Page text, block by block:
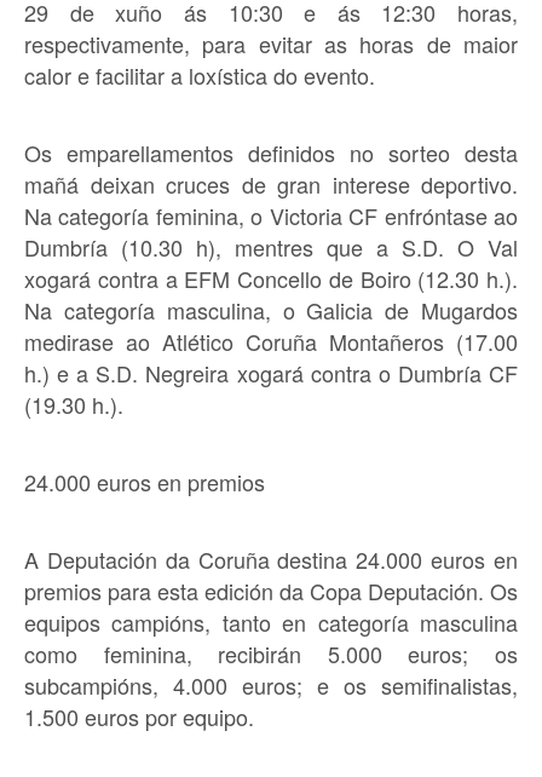
29 de xuño ás 10:30 e ás 12:30 horas,
respectivamente, para evitar as horas de maior
calor e facilitar a loxística do evento.
Os emparellamentos definidos no sorteo desta
mañá deixan cruces de gran interese deportivo.
Na categoría feminina, o Victoria CF enfróntase ao
Dumbría (10.30 h), mentres que a S.D. O Val
xogará contra a EFM Concello de Boiro (12.30 h.).
Na categoría masculina, o Galicia de Mugardos
medirase ao Atlético Coruña Montañeros (17.00
h.) e a S.D. Negreira xogará contra o Dumbría CF
(19.30 h.).
24.000 euros en premios
A Deputación da Coruña destina 24.000 euros en
premios para esta edición da Copa Deputación. Os
equipos campións, tanto en categoría masculina
como feminina, recibirán 5.000 euros; os
subcampións, 4.000 euros; e os semifinalistas,
1.500 euros por equipo.